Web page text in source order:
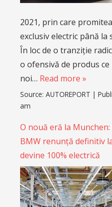
2021, prin care
exclusiv electric până la
În loc de o tranziție
o ofensivă de produs
noi… Read more »
Source: AUTOREPORT |
am
O nouă eră la
BMW renunță definitiv
devine 100% electrică